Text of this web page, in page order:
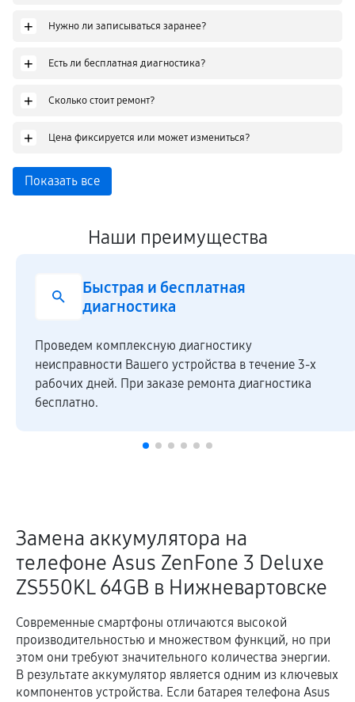
+ Нужно ли записываться заранее?
+ Есть ли бесплатная диагностика?
+ Сколько стоит ремонт?
+ Цена фиксируется или может измениться?
Показать все
Наши преимущества
Честная стоимость
Мы сотрудничаем напрямую c производителями,
закупая комплектующие по оптовым ценам.
Высокое качество ремонтных работ и запчастей
подтверждается гарантией.
Замена аккумулятора на
телефоне Asus ZenFone 3 Deluxe
ZS550KL 64GB в Нижневартовске
Современные смартфоны отличаются высокой
производительностью и множеством функций, но при
этом они требуют значительного количества энергии.
В результате аккумулятор является одним из ключевых
компонентов устройства. Если батарея телефона Asus